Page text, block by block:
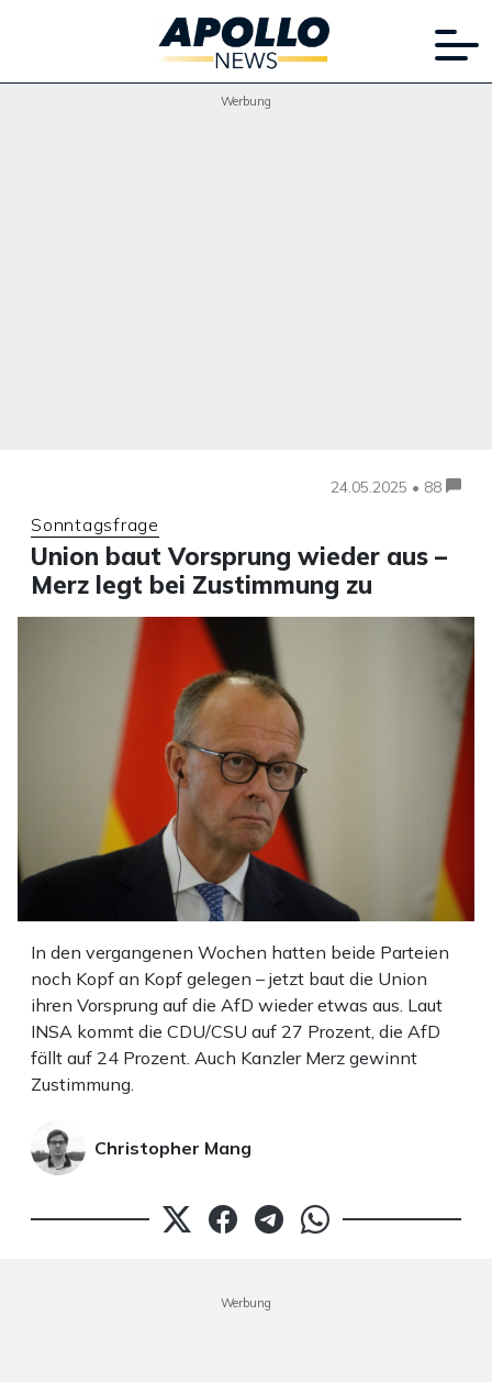
Werbung
24.05.2025 • 88
Sonntagsfrage
Union baut Vorsprung wieder aus –
Merz legt bei Zustimmung zu
In den vergangenen Wochen hatten beide Parteien
noch Kopf an Kopf gelegen – jetzt baut die Union
ihren Vorsprung auf die AfD wieder etwas aus. Laut
INSA kommt die CDU/CSU auf 27 Prozent, die AfD
fällt auf 24 Prozent. Auch Kanzler Merz gewinnt
Zustimmung.
Christopher Mang
Werbung